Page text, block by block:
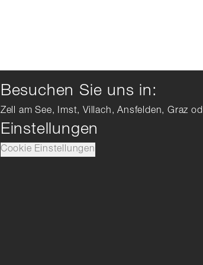
Besuchen Sie uns in:
Zell am See, Imst, Villach, Ansfelden, Graz
Einstellungen
Cookie Einstellungen